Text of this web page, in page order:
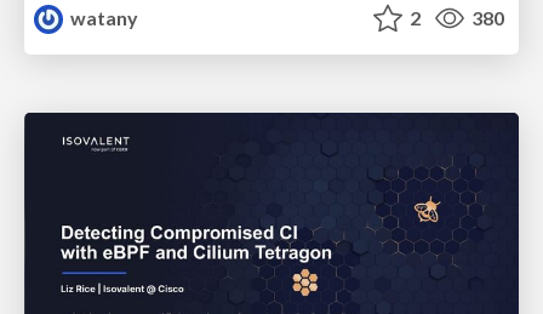
watany
2 380